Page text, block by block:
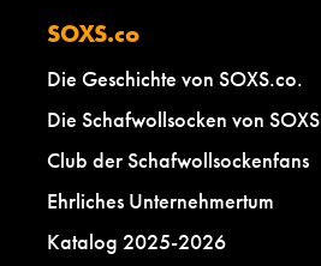
SOXS.co
Die Geschichte von SOXS.co.
Die Schafwollsocken von SOXS
Club der Schafwollsockenfans
Ehrliches Unternehmertum
Katalog 2025-2026